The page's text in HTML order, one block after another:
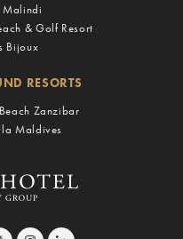
Malindi
& Golf Resort
Bijoux
RESORTS
Zanzibar
Maldives